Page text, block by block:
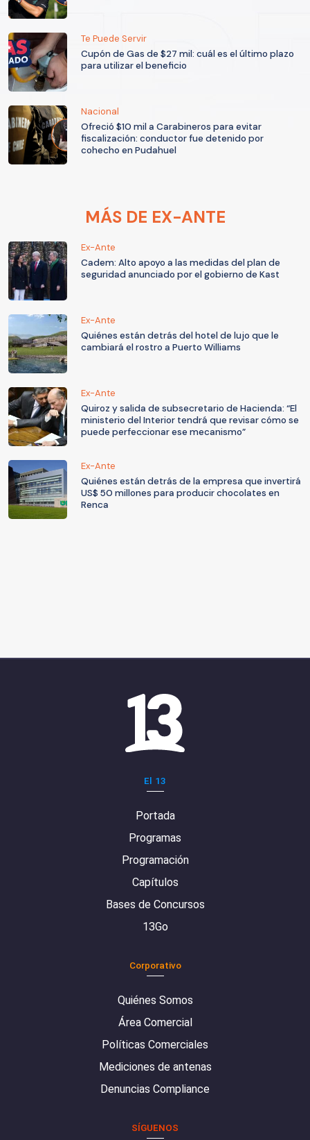
Te Puede Servir
Cupón de Gas de $27 mil: cuál es el último plazo
para utilizar el beneficio
Nacional
Ofreció $10 mil a Carabineros para evitar
fiscalización: conductor fue detenido por
cohecho en Pudahuel
MÁS DE EX-ANTE
Ex-Ante
Cadem: Alto apoyo a las medidas del plan de
seguridad anunciado por el gobierno de Kast
Ex-Ante
Quiénes están detrás del hotel de lujo que le
cambiará el rostro a Puerto Williams
Ex-Ante
Quiroz y salida de subsecretario de Hacienda: “El
ministerio del Interior tendrá que revisar cómo se
puede perfeccionar ese mecanismo”
Ex-Ante
Quiénes están detrás de la empresa que invertirá
US$ 50 millones para producir chocolates en
Renca
El 13
Portada
Programas
Programación
Capítulos
Bases de Concursos
13Go
Corporativo
Quiénes Somos
Área Comercial
Políticas Comerciales
Mediciones de antenas
Denuncias Compliance
SÍGUENOS